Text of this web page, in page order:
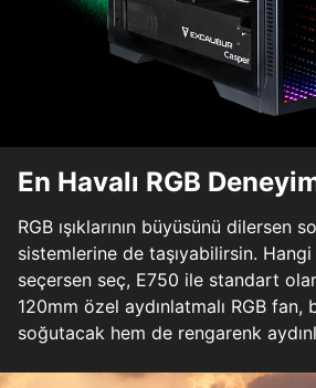
En Havalı RGB
RGB ışıklarının büyüsünü dilersen
sistemlerine de taşıyabilirsin.
seçersen seç, E750 ile standart
120mm özel aydınlatmalı RGB fan,
soğutacak hem de rengarenk